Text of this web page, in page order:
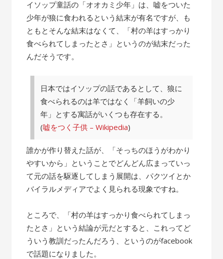
話”
イソップ童話の「オオカミ少年」は、嘘をついた
少年が狼に食われるという結末が有名ですが、も
ともとそんな結末はなくて、「村の羊はすっかり
食べられてしまったとさ」というのが結末だった
んだそうです。
日本ではイソップの話であるとして、狼に
食べられるのは羊ではなく「羊飼いの少
年」とする寓話がいくつも存在する。
(嘘をつく子供 – Wikipedia)
誰かが作り替えた話が、「そっちのほうがわかり
やすいから」ということでどんどん広まっていっ
て元の話を駆逐してしまう展開は、パクツイとか
バイラルメディアでよく見られる現象ですね。
ところで、「村の羊はすっかり食べられてしまっ
たとさ」という結論が元だとすると、これってど
ういう教訓だったんだろう、というのがfacebook
で話題になりました。